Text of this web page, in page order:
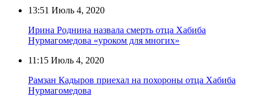
13:51 Июль 4, 2020
Ирина Роднина назвала смерть отца Хабиба
Нурмагомедова «уроком для многих»
11:15 Июль 4, 2020
Рамзан Кадыров приехал на похороны отца Хабиба
Нурмагомедова